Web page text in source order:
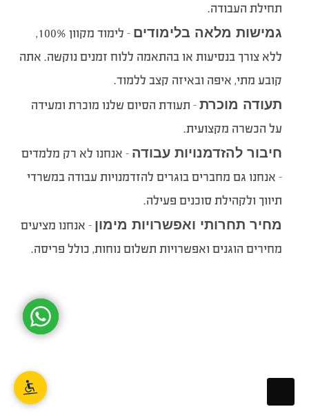
תחילת העבודה.
גמישות מלאה בלימודים
– לימוד מקוון 100%,
ללא צורך בנסיעות או בהתאמה ללוח זמנים נוקשה. אתה
קובע מתי, איפה ובאיזה קצב ללמוד.
תעודה מוכרת– תעודת הסיום שלנו מוכרת ומעידה
על הכשרה מקצועית.
חיבור להזדמנויות עבודה – אנחנו לא רק מלמדים
– אנחנו גם מחברים בוגרים להזדמנויות עבודה במשרדי
תיווך ולקהילת סוכנים פעילה.
מחיר תחרותי ואפשרויות מימון – אנחנו מציעים
מחירים הוגנים ואפשרויות תשלום נוחות, כולל פריסה.